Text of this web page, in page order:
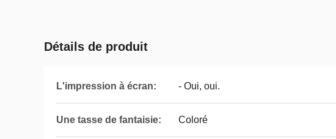
Détails de produit
L'impression à écran: - Oui, oui.
Une tasse de fantaisie: Coloré